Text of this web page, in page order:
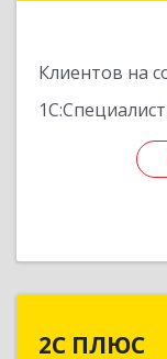
Клиентов на
1С:Специалист
2С ПЛЮС